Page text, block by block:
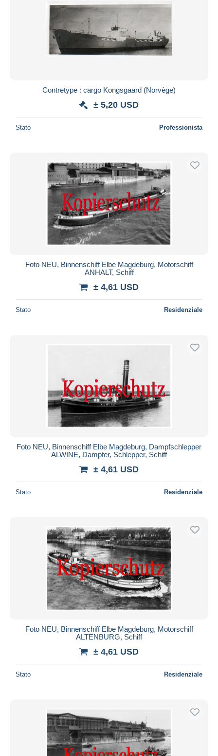
Contretype : cargo Kongsgaard (Norvège)
± 5,20 USD
Stato Professionista
Foto NEU, Binnenschiff Elbe Magdeburg, Motorschiff
ANHALT, Schiff
± 4,61 USD
Stato Residenziale
Foto NEU, Binnenschiff Elbe Magdeburg, Dampfschlepper
ALWINE, Dampfer, Schlepper, Schiff
± 4,61 USD
Stato Residenziale
Foto NEU, Binnenschiff Elbe Magdeburg, Motorschiff
ALTENBURG, Schiff
± 4,61 USD
Stato Residenziale